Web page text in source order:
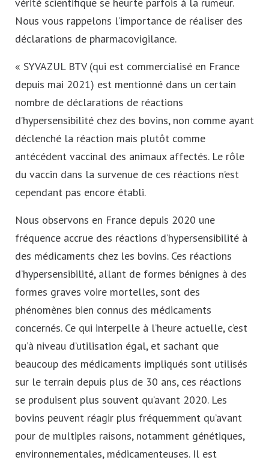
Nous vous rappelons l’importance de réaliser des
déclarations de pharmacovigilance.
« SYVAZUL BTV (qui est commercialisé en France
depuis mai 2021) est mentionné dans un certain
nombre de déclarations de réactions
d’hypersensibilité chez des bovins, non comme ayant
déclenché la réaction mais plutôt comme
antécédent vaccinal des animaux affectés. Le rôle
du vaccin dans la survenue de ces réactions n’est
cependant pas encore établi.
Nous observons en France depuis 2020 une
fréquence accrue des réactions d’hypersensibilité à
des médicaments chez les bovins. Ces réactions
d’hypersensibilité, allant de formes bénignes à des
formes graves voire mortelles, sont des
phénomènes bien connus des médicaments
concernés. Ce qui interpelle à l’heure actuelle, c’est
qu’à niveau d’utilisation égal, et sachant que
beaucoup des médicaments impliqués sont utilisés
sur le terrain depuis plus de 30 ans, ces réactions
se produisent plus souvent qu’avant 2020. Les
bovins peuvent réagir plus fréquemment qu’avant
pour de multiples raisons, notamment génétiques,
environnementales, médicamenteuses. Il est